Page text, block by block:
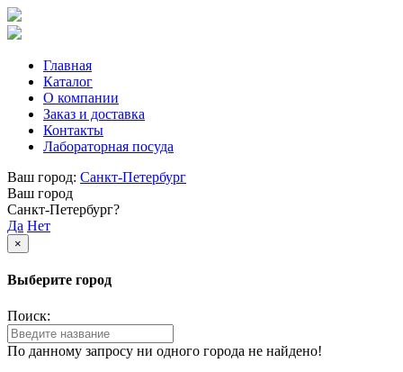
Главная
Каталог
О компании
Заказ и доставка
Контакты
Лабораторная посуда
Ваш город: Санкт-Петербург
Ваш город
Санкт-Петербург?
Да Нет
×
Выберите город
Поиск:
По данному запросу ни одного города не найдено!